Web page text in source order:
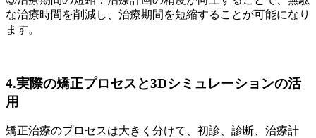
な治療時間を削減し、治療期間を短縮することが可能になり
ます。
4.実際の矯正プロセスと3Dシミュレーションの活
用
矯正治療のプロセスは大きく分けて、初診、診断、治療計